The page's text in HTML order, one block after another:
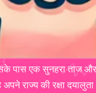
पाइरेट
पास एक सुनहरा ताज
राज्य की रक्षा